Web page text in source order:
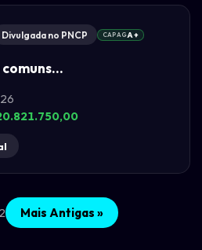
Divulgada no PNCP CAPAGA+
Mais Antigas »